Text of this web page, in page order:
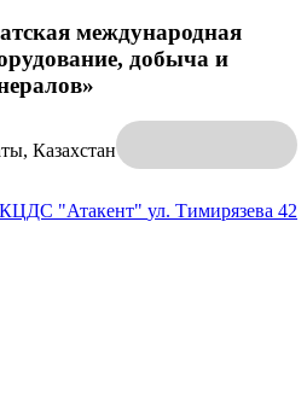
международная
добыча и
Казахстан
КЦДС "Атакент" ул. Тимирязева 42